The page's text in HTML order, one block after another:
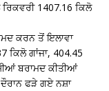
1407.16 ਕਿਲੋ
ਕਰਨ ਤੋਂ ਇਲਾਵਾ
ਕਿਲੋ ਗਾਂਜਾ, 404.45
ਬਰਾਮਦ ਕੀਤੀਆਂ
ਫੜੇ ਗਏ ਨਸ਼ਾ